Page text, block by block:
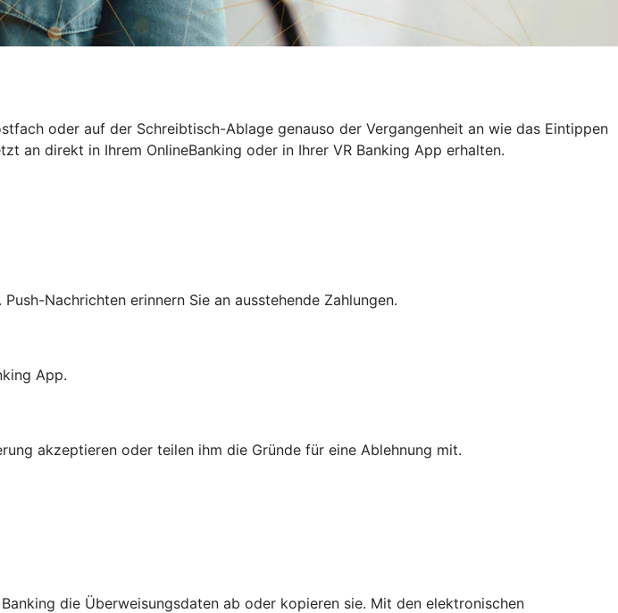
oder auf der Schreibtisch-Ablage genauso der Vergangenheit an wie das Eintippen
an direkt in Ihrem OnlineBanking oder in Ihrer VR Banking App erhalten.
Nachrichten erinnern Sie an ausstehende Zahlungen.
App.
akzeptieren oder teilen ihm die Gründe für eine Ablehnung mit.
die Überweisungsdaten ab oder kopieren sie. Mit den elektronischen